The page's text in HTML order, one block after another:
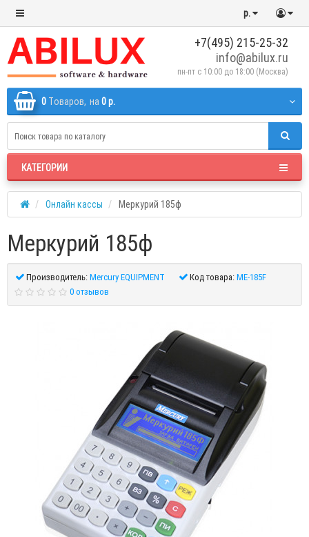
р.
+7(495) 215-25-32
info@abilux.ru
пн-пт с 10:00 до 18:00 (Москва)
0 Tоваров, на 0 р.
КАТЕГОРИИ
Онлайн кассы Меркурий 185ф
Меркурий 185ф
Производитель:Mercury EQUIPMENT Код товара:ME-185F
0 отзывов